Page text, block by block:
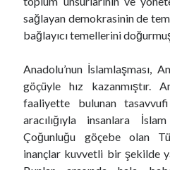
29 Ekim 2024
Dillerin Doğuşu ve Türkçe
13 Ekim 2024
Yapay Zeka ve Modern İnsanın
19 Şubat 2024
Homo Sapiens’in Salgın Hastalıklarla
21 Ocak 2024
Kaşığın Hikayesi
1 Aralık 2023
Güç ve İktidar
sağlayan demokrasinin de
bağlayıcı temellerini
Anadolu’nun İslamlaşması,
göçüyle hız kazanmıştır.
faaliyette bulunan
aracılığıyla insanlara
Çoğunluğu göçebe olan
inançlar kuvvetli bir şekilde